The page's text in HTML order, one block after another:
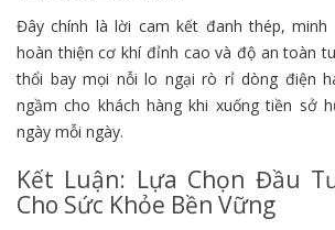
Đây chính là lời cam kết đanh thép,
hoàn thiện cơ khí đỉnh cao và độ an toàn
thổi bay mọi nỗi lo ngại rò rỉ dòng điện
ngầm cho khách hàng khi xuống tiền sở
ngày mỗi ngày.
Kết Luận: Lựa Chọn Đầu
Cho Sức Khỏe Bền Vững